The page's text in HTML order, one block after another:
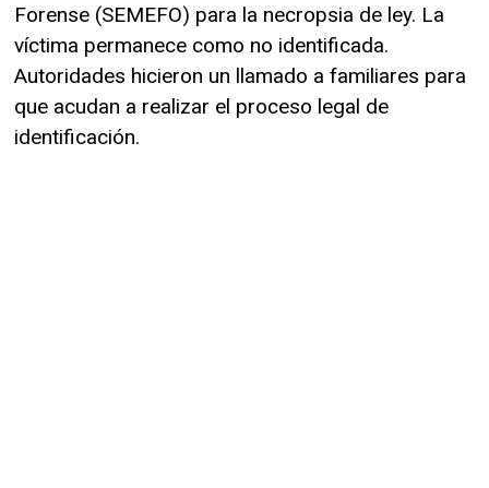
Forense (SEMEFO) para la necropsia de ley. La
víctima permanece como no identificada.
Autoridades hicieron un llamado a familiares para
que acudan a realizar el proceso legal de
identificación.